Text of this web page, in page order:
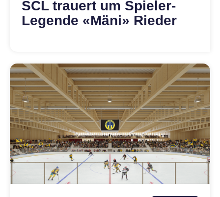
SCL trauert um Spieler-
Legende «Mäni» Rieder